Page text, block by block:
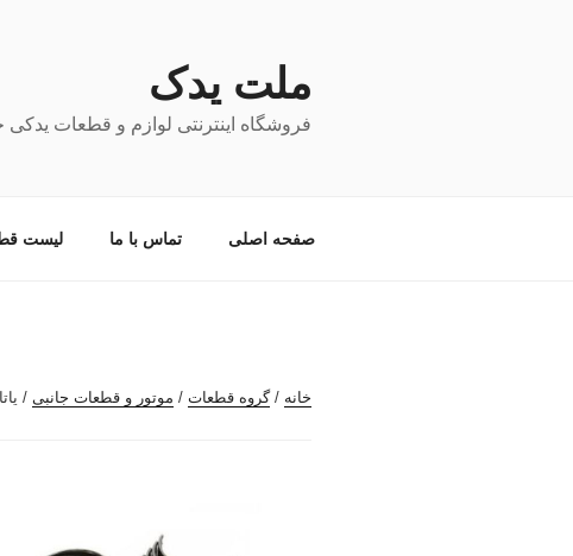
ملت یدک
فروشگاه اینترنتی لوازم و قطعات یدکی
صفحه اصلی تماس با ما لیست
خانه /گروه قطعات / موتور و قطعات جانبی /